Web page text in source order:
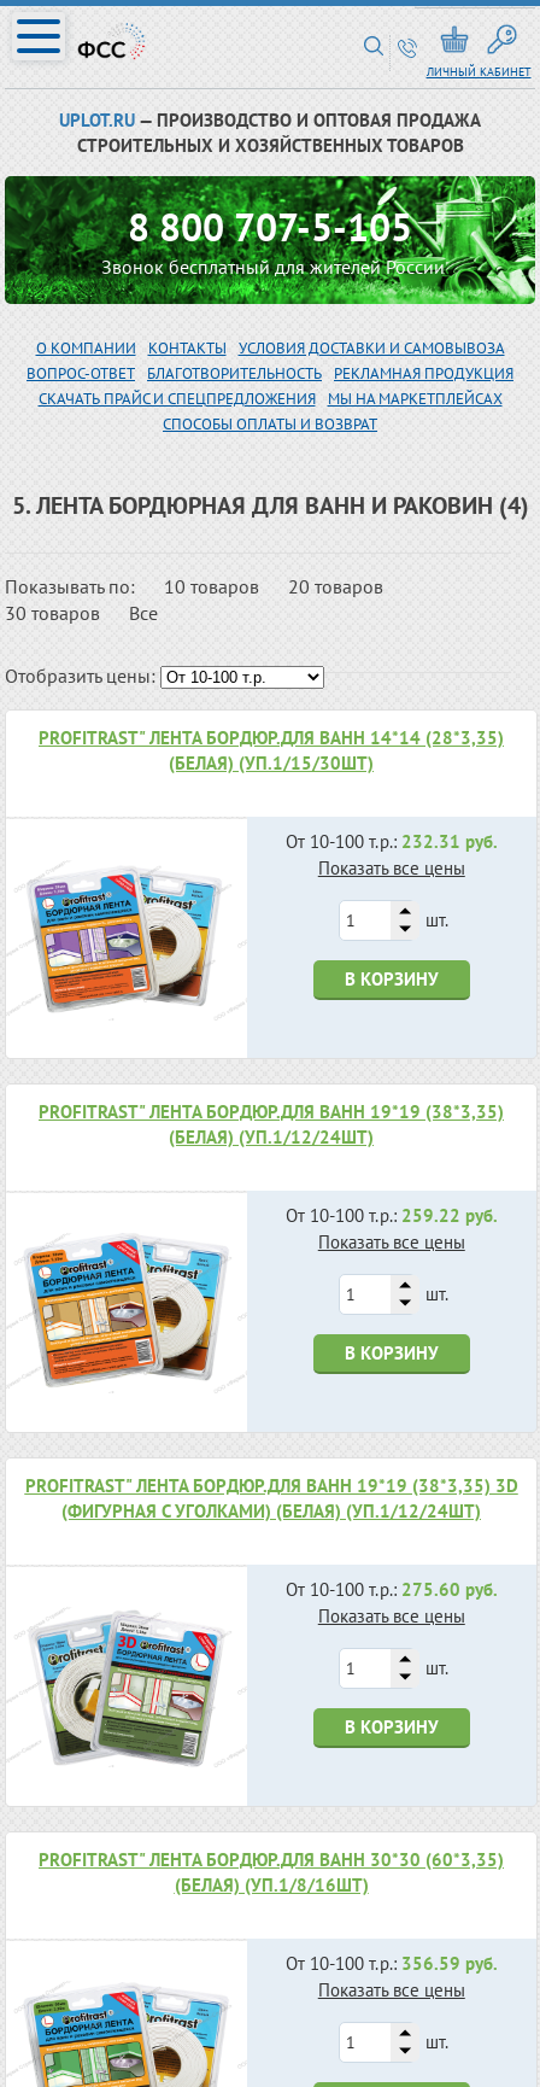
ЛИЧНЫЙ КАБИНЕТ
UPLOT.RU — ПРОИЗВОДСТВО И ОПТОВАЯ ПРОДАЖА
СТРОИТЕЛЬНЫХ И ХОЗЯЙСТВЕННЫХ ТОВАРОВ
8 800 707-5-105
Звонок бесплатный для жителей России
О КОМПАНИИ КОНТАКТЫ
УСЛОВИЯ ДОСТАВКИ И САМОВЫВОЗА
ВОПРОС-ОТВЕТ
БЛАГОТВОРИТЕЛЬНОСТЬ
РЕКЛАМНАЯ ПРОДУКЦИЯ
СКАЧАТЬ ПРАЙС И СПЕЦПРЕДЛОЖЕНИЯ
МЫ НА МАРКЕТПЛЕЙСАХ
СПОСОБЫ ОПЛАТЫ И ВОЗВРАТ
5. ЛЕНТА БОРДЮРНАЯ ДЛЯ ВАНН И РАКОВИН (4)
Показывать по: 10 товаров
20 товаров
30 товаров
Все
Отобразить цены:
PROFITRAST" ЛЕНТА БОРДЮР.ДЛЯ ВАНН 14*14 (28*3,35)
(БЕЛАЯ) (УП.1/15/30ШТ)
От 10-100 т.р.: 232.31 руб.
Показать все цены
шт.
В КОРЗИНУ
PROFITRAST" ЛЕНТА БОРДЮР.ДЛЯ ВАНН 19*19 (38*3,35)
(БЕЛАЯ) (УП.1/12/24ШТ)
От 10-100 т.р.: 259.22 руб.
Показать все цены
шт.
В КОРЗИНУ
PROFITRAST" ЛЕНТА БОРДЮР.ДЛЯ ВАНН 19*19 (38*3,35) 3D
(ФИГУРНАЯ С УГОЛКАМИ) (БЕЛАЯ) (УП.1/12/24ШТ)
От 10-100 т.р.: 275.60 руб.
Показать все цены
шт.
В КОРЗИНУ
PROFITRAST" ЛЕНТА БОРДЮР.ДЛЯ ВАНН 30*30 (60*3,35)
(БЕЛАЯ) (УП.1/8/16ШТ)
От 10-100 т.р.: 356.59 руб.
Показать все цены
шт.